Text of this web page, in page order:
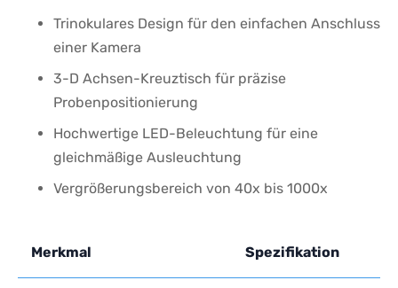
Trinokulares Design für ⁣den ​einfachen Anschluss
einer Kamera
3-D Achsen-Kreuztisch für präzise⁤
Probenpositionierung
Hochwertige⁣ LED-Beleuchtung für ​eine
gleichmäßige Ausleuchtung
Vergrößerungsbereich⁤ von 40x bis 1000x
Merkmal Spezifikation